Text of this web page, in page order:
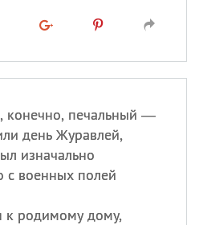
конечно, печальный —
день Журавлей,
изначально
с военных полей
к родимому дому,